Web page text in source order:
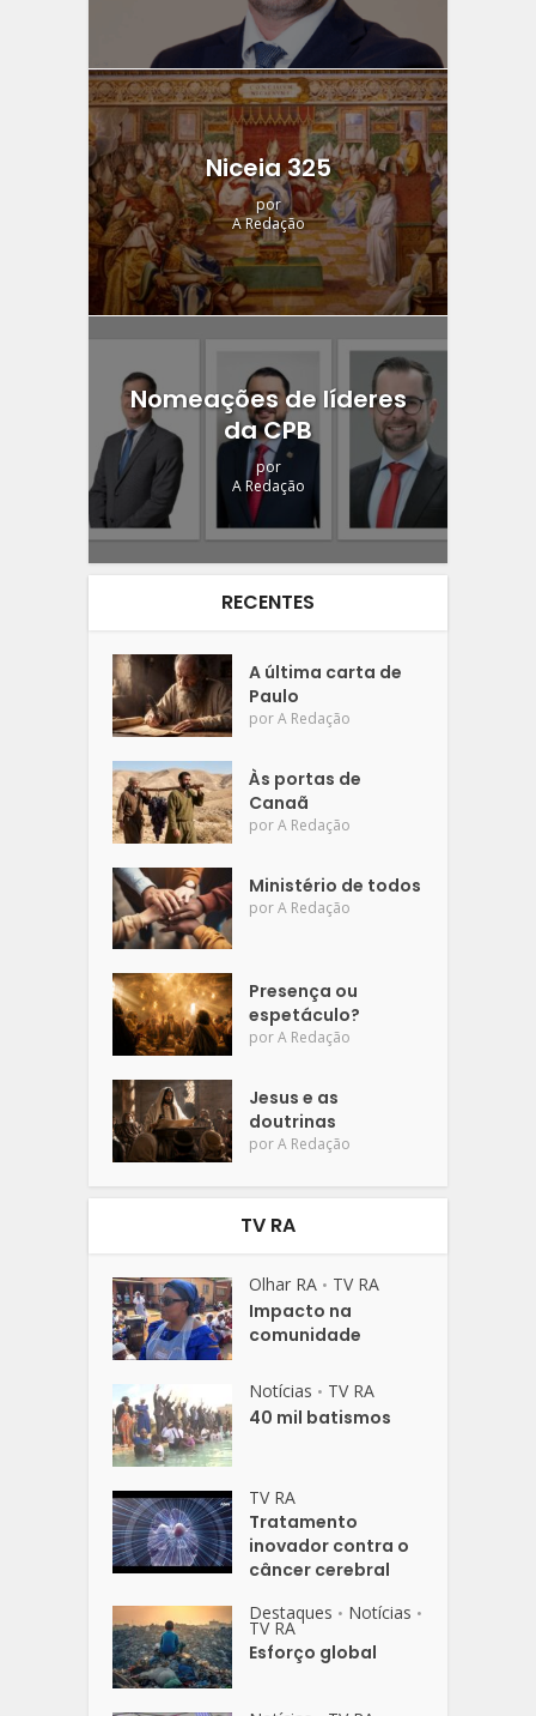
Niceia 325
por
A Redação
Nomeações de líderes
da CPB
por
A Redação
RECENTES
A última carta de
Paulo
porA Redação
Às portas de
Canaã
porA Redação
Ministério de todos
porA Redação
Presença ou
espetáculo?
porA Redação
Jesus e as
doutrinas
porA Redação
TV RA
Olhar RA • TV RA
Impacto na
comunidade
Notícias • TV RA
40 mil batismos
TV RA
Tratamento
inovador contra o
câncer cerebral
Destaques • Notícias •
TV RA
Esforço global